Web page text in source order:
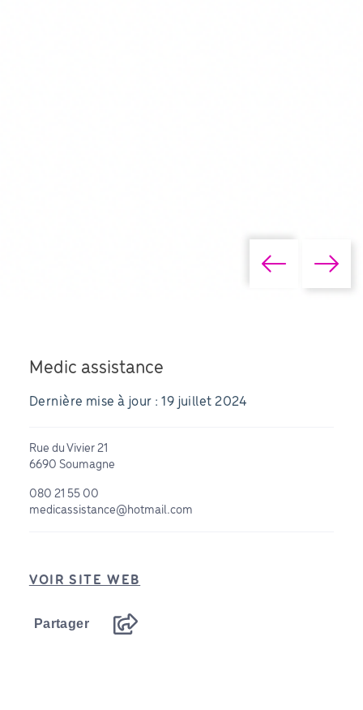
Medic assistance
Dernière mise à jour : 19 juillet 2024
Rue du Vivier 21
6690 Soumagne
080 21 55 00
medicassistance@hotmail.com
VOIR SITE WEB
Partager